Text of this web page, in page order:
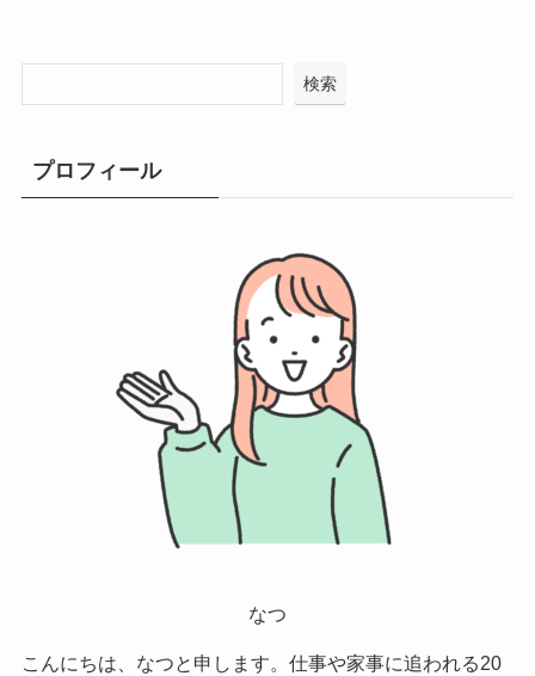
検索
プロフィール
なつ
こんにちは、なつと申します。仕事や家事に追われる20